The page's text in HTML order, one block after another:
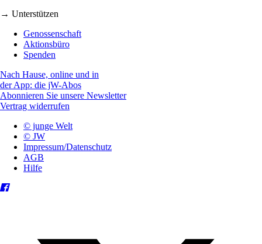
→ Unterstützen
Genossenschaft
Aktionsbüro
Spenden
Nach Hause, online und in
der App: die jW-Abos
Abonnieren Sie unsere Newsletter
Vertrag widerrufen
© junge Welt
© JW
Impressum/Datenschutz
AGB
Hilfe